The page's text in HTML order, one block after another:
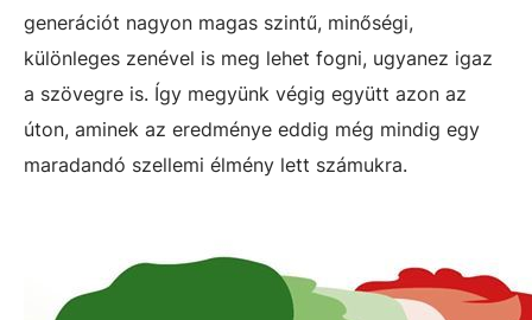
generációt nagyon magas szintű, minőségi,
különleges zenével is meg lehet fogni, ugyanez igaz
a szövegre is. Így megyünk végig együtt azon az
úton, aminek az eredménye eddig még mindig egy
maradandó szellemi élmény lett számukra.